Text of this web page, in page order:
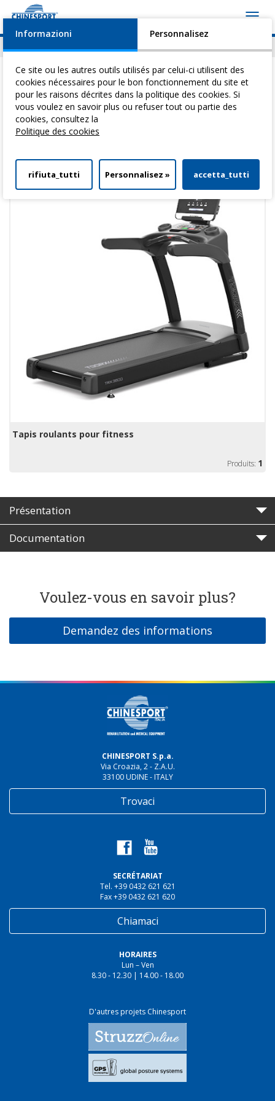
Actualités Evénements Video Download
Vous êtes ici: > Tapis roulants
Tapis roulants
Tapis roulants pour fitness
Produits: 1
Présentation
Documentation
Voulez-vous en savoir plus?
Demandez des informations
CHINESPORT S.p.a.
Via Croazia, 2 - Z.A.U.
33100 UDINE - ITALY
Trovaci
SECRÉTARIAT
Tel. +39 0432 621 621
Fax +39 0432 621 620
Chiamaci
HORAIRES
Lun – Ven
8.30 - 12.30 | 14.00 - 18.00
D'autres projets Chinesport
Informazioni Personnalisez
Ce site ou les autres outils utilisés par celui-ci utilisent des
cookies nécessaires pour le bon fonctionnement du site et
pour les raisons décrites dans la politique des cookies. Si
vous voulez en savoir plus ou refuser tout ou partie des
cookies, consultez la
Politique des cookies
rifiuta_tutti Personnalisez » accetta_tutti